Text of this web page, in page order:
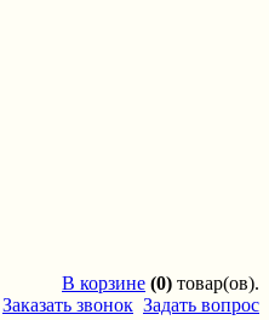
В корзине (0) товар(ов).
Заказать звонок Задать вопрос